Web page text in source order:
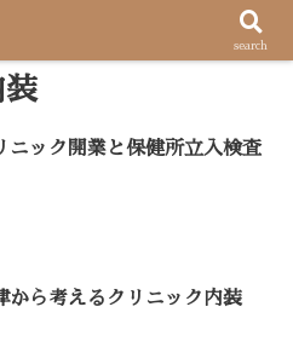
装
ニック開業と保健所立入検査
から考えるクリニック内装
search